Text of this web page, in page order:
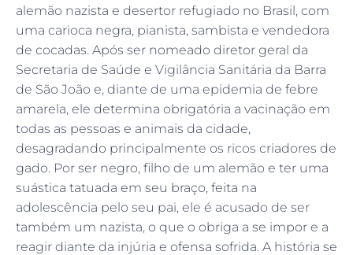
alemão nazista e desertor refugiado no Brasil, com
uma carioca negra, pianista, sambista e vendedora
de cocadas. Após ser nomeado diretor geral da
Secretaria de Saúde e Vigilância Sanitária da Barra
de São João e, diante de uma epidemia de febre
amarela, ele determina obrigatória a vacinação em
todas as pessoas e animais da cidade,
desagradando principalmente os ricos criadores de
gado. Por ser negro, filho de um alemão e ter uma
suástica tatuada em seu braço, feita na
adolescência pelo seu pai, ele é acusado de ser
também um nazista, o que o obriga a se impor e a
reagir diante da injúria e ofensa sofrida. A história se